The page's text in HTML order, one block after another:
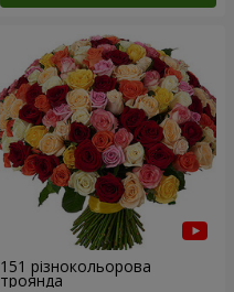
151 різнокольорова
троянда